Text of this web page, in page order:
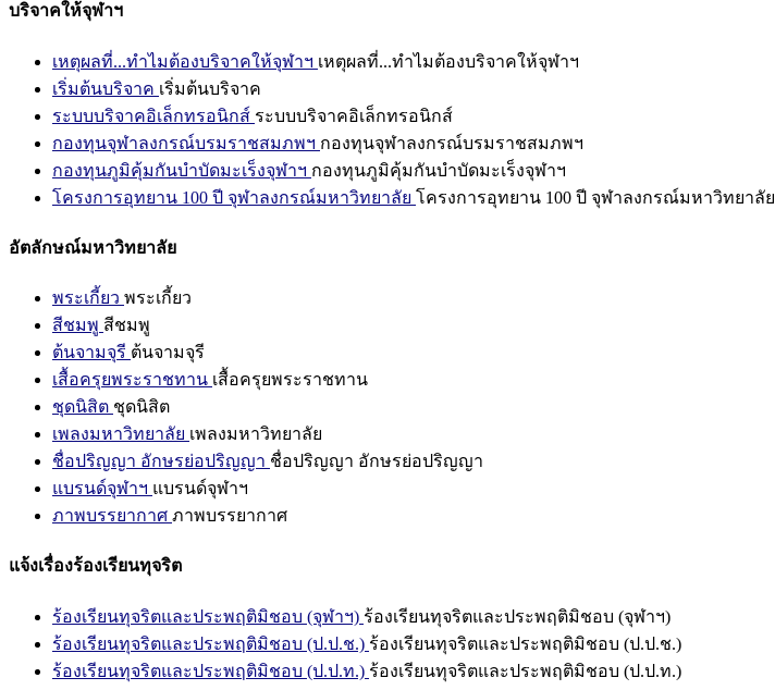
บริจาคให้จุฬาฯ
เหตุผลที่...ทำไมต้องบริจาคให้จุฬาฯ เหตุผลที่...ทำไมต้องบริจาคให้จุฬาฯ
เริ่มต้นบริจาค เริ่มต้นบริจาค
ระบบบริจาคอิเล็กทรอนิกส์ ระบบบริจาคอิเล็กทรอนิกส์
กองทุนจุฬาลงกรณ์บรมราชสมภพฯ กองทุนจุฬาลงกรณ์บรมราชสมภพฯ
กองทุนภูมิคุ้มกันบำบัดมะเร็งจุฬาฯ กองทุนภูมิคุ้มกันบำบัดมะเร็งจุฬาฯ
โครงการอุทยาน 100 ปี จุฬาลงกรณ์มหาวิทยาลัย โครงการอุทยาน 100 ปี จุฬาลงกรณ์มหาวิทยาลัย
อัตลักษณ์มหาวิทยาลัย
พระเกี้ยว พระเกี้ยว
สีชมพู สีชมพู
ต้นจามจุรี ต้นจามจุรี
เสื้อครุยพระราชทาน เสื้อครุยพระราชทาน
ชุดนิสิต ชุดนิสิต
เพลงมหาวิทยาลัย เพลงมหาวิทยาลัย
ชื่อปริญญา อักษรย่อปริญญา ชื่อปริญญา อักษรย่อปริญญา
แบรนด์จุฬาฯ แบรนด์จุฬาฯ
ภาพบรรยากาศ ภาพบรรยากาศ
แจ้งเรื่องร้องเรียนทุจริต
ร้องเรียนทุจริตและประพฤติมิชอบ (จุฬาฯ) ร้องเรียนทุจริตและประพฤติมิชอบ (จุฬาฯ)
ร้องเรียนทุจริตและประพฤติมิชอบ (ป.ป.ช.) ร้องเรียนทุจริตและประพฤติมิชอบ (ป.ป.ช.)
ร้องเรียนทุจริตและประพฤติมิชอบ (ป.ป.ท.) ร้องเรียนทุจริตและประพฤติมิชอบ (ป.ป.ท.)